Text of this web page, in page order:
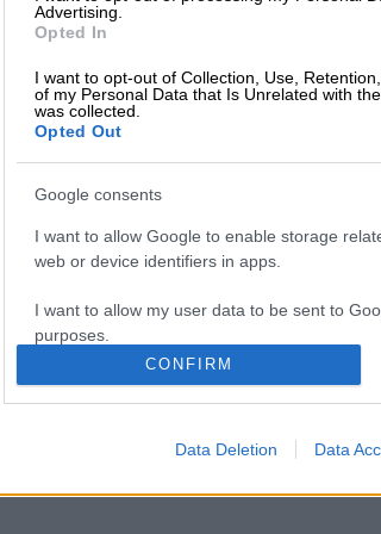
Advertising.
Opted In
I want to opt-out of Collection, Use,
of my Personal Data that Is Unrelated with
was collected.
Opted Out
Google consents
I want to allow Google to enable storage
web or device identifiers in apps.
I want to allow my user data to be sent to
purposes.
I want to allow Google to send me
I want to allow Google to enable storage
CONFIRM
Data Deletion Data
Ζωή Θανάση